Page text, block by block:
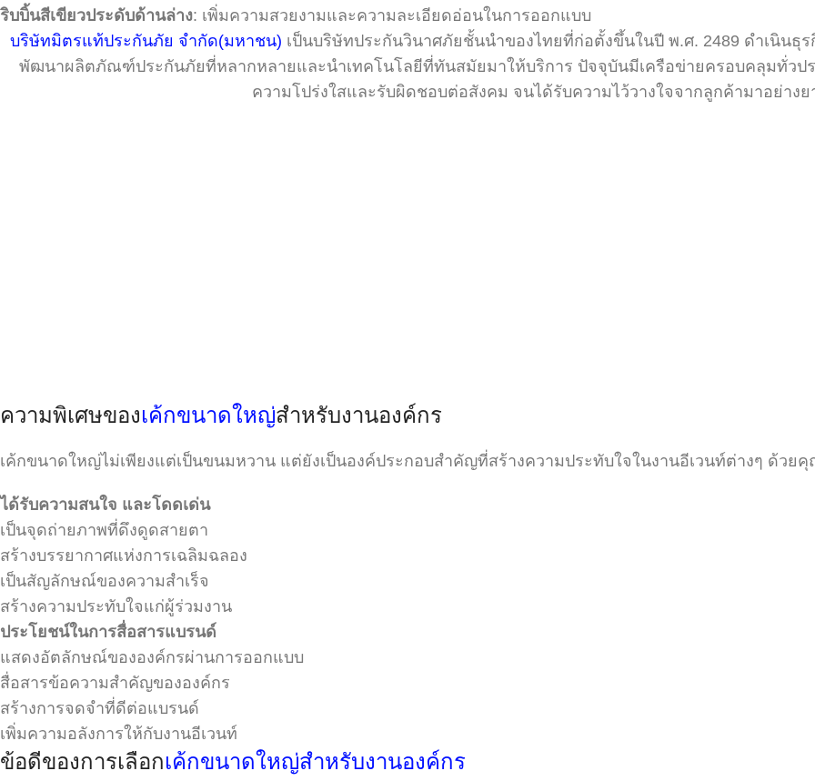
ริบบิ้นสีเขียวประดับด้านล่าง: เพิ่มความสวยงามและความละเอียดอ่อนในการออกแบบ
บริษัทมิตรแท้ประกันภัย จำกัด(มหาชน) เป็นบริษัทประกันวินาศภัยชั้นนำของไทยที่ก่อตั้งขึ้นในปี พ.ศ. 2489 ดำเนินธุ
พัฒนาผลิตภัณฑ์ประกันภัยที่หลากหลายและนำเทคโนโลยีที่ทันสมัยมาให้บริการ ปัจจุบันมีเครือข่ายครอบคลุมทั่วป
ความโปร่งใสและรับผิดชอบต่อสังคม จนได้รับความไว้วางใจจากลูกค้ามาอย่างย
ความพิเศษของเค้กขนาดใหญ่สำหรับงานองค์กร
เค้กขนาดใหญ่ไม่เพียงแต่เป็นขนมหวาน แต่ยังเป็นองค์ประกอบสำคัญที่สร้างความประทับใจในงานอีเวนท์ต่างๆ ด้วย
ได้รับความสนใจ และโดดเด่น
เป็นจุดถ่ายภาพที่ดึงดูดสายตา
สร้างบรรยากาศแห่งการเฉลิมฉลอง
เป็นสัญลักษณ์ของความสำเร็จ
สร้างความประทับใจแก่ผู้ร่วมงาน
ประโยชน์ในการสื่อสารแบรนด์
แสดงอัตลักษณ์ขององค์กรผ่านการออกแบบ
สื่อสารข้อความสำคัญขององค์กร
สร้างการจดจำที่ดีต่อแบรนด์
เพิ่มความอลังการให้กับงานอีเวนท์
ข้อดีของการเลือกเค้กขนาดใหญ่สำหรับงานองค์กร